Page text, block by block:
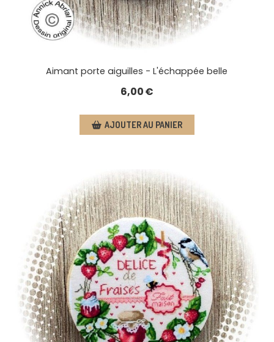
Aimant porte aiguilles - L'échappée belle
6,00€
AJOUTER AU PANIER